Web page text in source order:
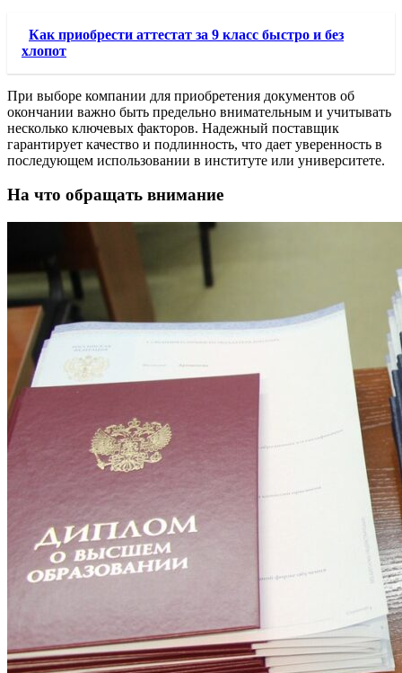
Как приобрести аттестат за 9 класс быстро и без
хлопот
При выборе компании для приобретения документов об
окончании важно быть предельно внимательным и учитывать
несколько ключевых факторов. Надежный поставщик
гарантирует качество и подлинность, что дает уверенность в
последующем использовании в институте или университете.
На что обращать внимание